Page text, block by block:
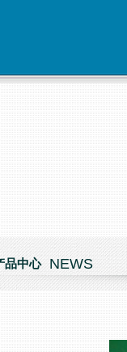
品中心 NEWS